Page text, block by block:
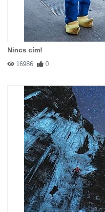
Nincs cím!
16986 0